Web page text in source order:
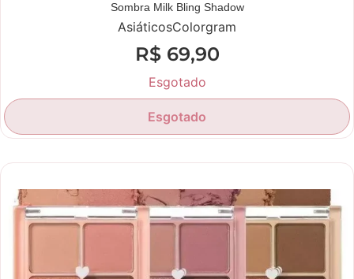
Sombra Milk Bling Shadow
AsiáticosColorgram
R$69,90
Esgotado
Esgotado